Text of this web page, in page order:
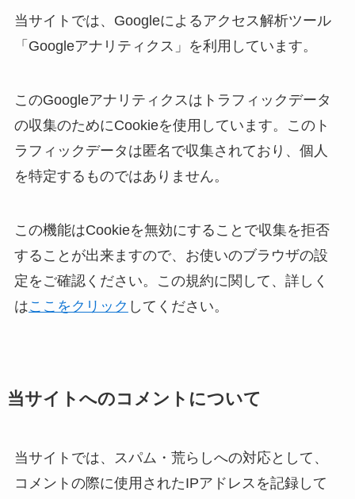
当サイトでは、Googleによるアクセス解析ツール
「Googleアナリティクス」を利用しています。
このGoogleアナリティクスはトラフィックデータ
の収集のためにCookieを使用しています。このト
ラフィックデータは匿名で収集されており、個人
を特定するものではありません。
この機能はCookieを無効にすることで収集を拒否
することが出来ますので、お使いのブラウザの設
定をご確認ください。この規約に関して、詳しく
はここをクリック してください。
当サイトへのコメントについて
当サイトでは、スパム・荒らしへの対応として、
コメントの際に使用されたIPアドレスを記録して